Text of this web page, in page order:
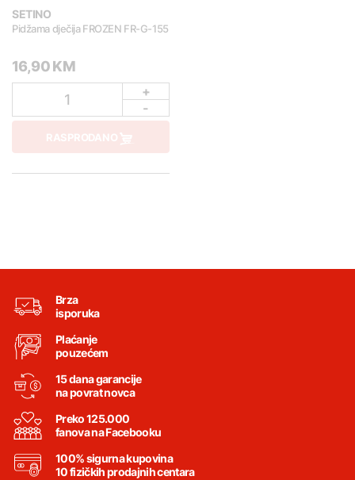
SETINO
Pidžama dječija FROZEN FR-G-155
16,90 KM
1
+
-
RASPRODANO
Brza
isporuka
Plaćanje
pouzećem
15 dana garancije
na povrat novca
Preko 125.000
fanova na Facebooku
100% sigurna kupovina
10 fizičkih prodajnih centara